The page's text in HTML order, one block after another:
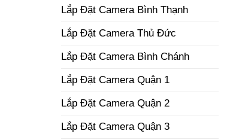
Lắp Đặt Camera Bình Thạnh
Lắp Đặt Camera Thủ Đức
Lắp Đặt Camera Bình Chánh
Lắp Đặt Camera Quận 1
Lắp Đặt Camera Quận 2
Lắp Đặt Camera Quận 3